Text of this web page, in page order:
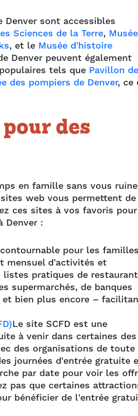
Denver sont accessibles
Sciences de la Terre,
, et le Musée d'histoire
Denver peuvent également
tels que Pavillon
des pompiers de Denver, ce
des
en famille sans vous
web vous permettent de
ces sites à vos favoris pour
Denver :
pour les
mensuel d'activités et
listes pratiques de
supermarchés, de banques
et bien plus encore –
Le site SCFD est une
à venir dans certaines des
des organisations de toute
journées d'entrée gratuite
par date pour voir les
pas que certaines
bénéficier de l'entrée